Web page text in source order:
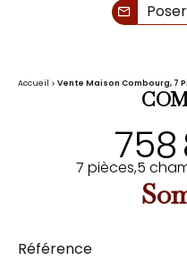
Accueil Vente Maison Combourg, 7
7 pièces,5
Référence